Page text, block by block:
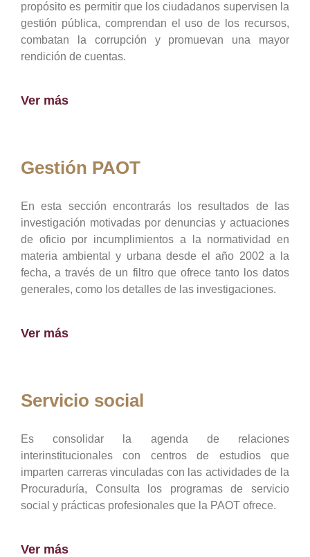
propósito es permitir que los ciudadanos supervisen la
gestión pública, comprendan el uso de los recursos,
combatan la corrupción y promuevan una mayor
rendición de cuentas.
Ver más
Gestión PAOT
En esta sección encontrarás los resultados de las
investigación motivadas por denuncias y actuaciones
de oficio por incumplimientos a la normatividad en
materia ambiental y urbana desde el año 2002 a la
fecha, a través de un filtro que ofrece tanto los datos
generales, como los detalles de las investigaciones.
Ver más
Servicio social
Es consolidar la agenda de relaciones
interinstitucionales con centros de estudios que
imparten carreras vinculadas con las actividades de la
Procuraduría, Consulta los programas de servicio
social y prácticas profesionales que la PAOT ofrece.
Ver más